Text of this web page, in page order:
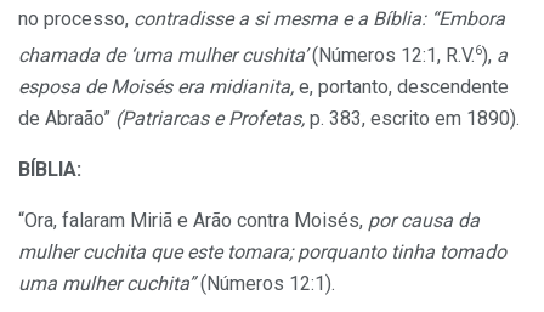
no processo, contradisse a si mesma e a Bíblia: “Embora
chamada de ‘uma mulher cushita’(Números 12:1, R.V.6), a
esposa de Moisés era midianita, e, portanto, descendente
de Abraão” (Patriarcas e Profetas, p. 383, escrito em 1890).
BÍBLIA:
“Ora, falaram Miriã e Arão contra Moisés, por causa da
mulher cuchita que este tomara; porquanto tinha tomado
uma mulher cuchita”(Números 12:1).